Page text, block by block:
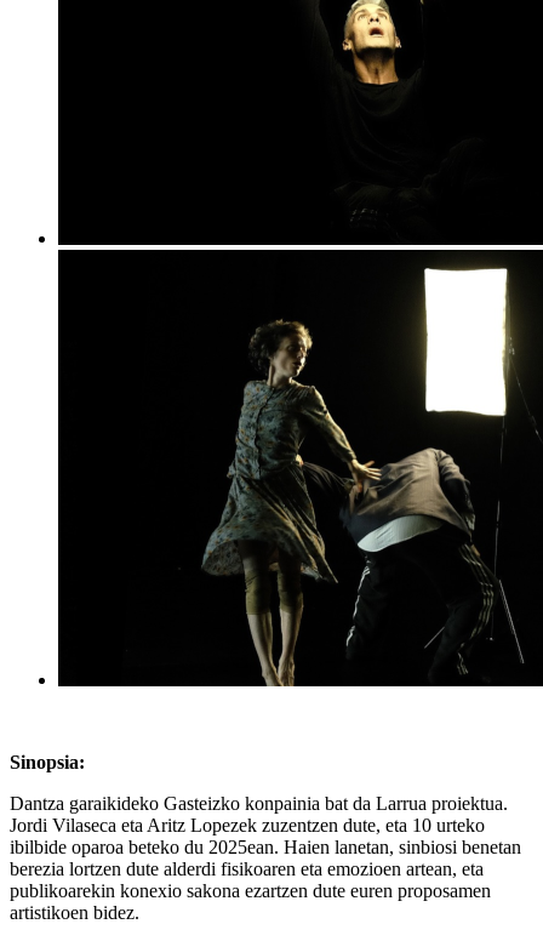
Sinopsia:
Dantza garaikideko Gasteizko konpainia bat da Larrua proiektua.
Jordi Vilaseca eta Aritz Lopezek zuzentzen dute, eta 10 urteko
ibilbide oparoa beteko du 2025ean. Haien lanetan, sinbiosi benetan
berezia lortzen dute alderdi fisikoaren eta emozioen artean, eta
publikoarekin konexio sakona ezartzen dute euren proposamen
artistikoen bidez.